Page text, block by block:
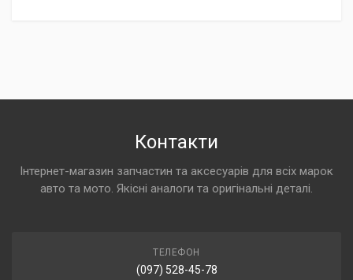
Контакти
Інтернет-магазин запчастин та аксесуарів для всіх марок
авто та мото. Якісні аналоги та оригінальні деталі.
ТЕЛЕФОН
(097) 528-45-78